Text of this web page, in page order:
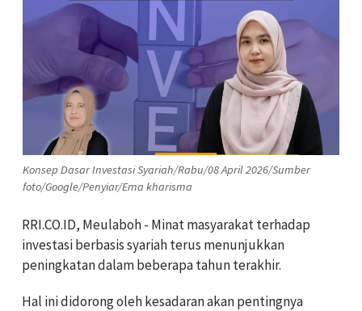
Konsep Dasar Investasi Syariah/Rabu/08 April 2026/Sumber
foto/Google/Penyiar/Ema kharisma
RRI.CO.ID, Meulaboh - Minat masyarakat terhadap
investasi berbasis syariah terus menunjukkan
peningkatan dalam beberapa tahun terakhir.
Hal ini didorong oleh kesadaran akan pentingnya